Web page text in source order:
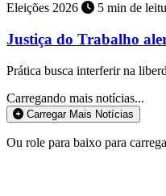
Eleições 2026 5 min de
Justiça do Trabalho
Prática busca interferir na
Carregando mais notícias...
Carregar Mais Notícias
Ou role para baixo para